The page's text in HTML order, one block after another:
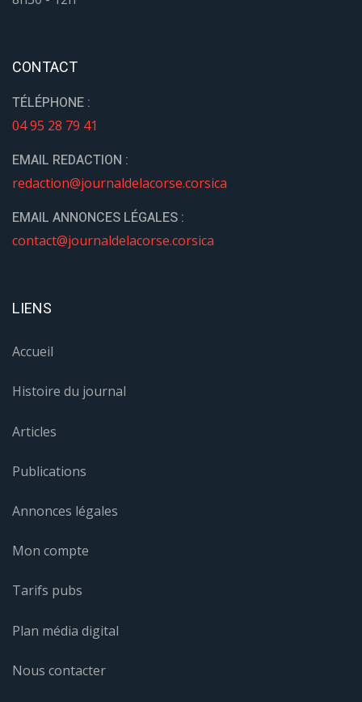
CONTACT
TÉLÉPHONE :
04 95 28 79 41
EMAIL REDACTION :
redaction@journaldelacorse.corsica
EMAIL ANNONCES LÉGALES :
contact@journaldelacorse.corsica
LIENS
Accueil
Histoire du journal
Articles
Publications
Annonces légales
Mon compte
Tarifs pubs
Plan média digital
Nous contacter